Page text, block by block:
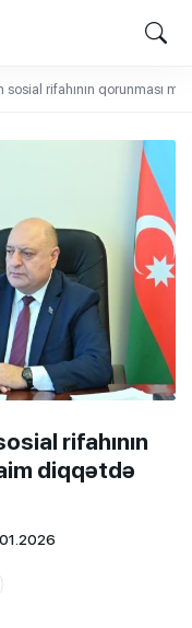
rifahının qorunması
rifahının
diqqətdə